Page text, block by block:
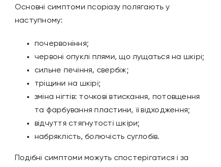
Основні симптоми псоріазу полягають у
наступному:
почервоніння;
червоні опуклі плями, що лущаться на шкірі;
сильне печіння, свербіж;
тріщини на шкірі;
зміна нігтів: точкові втискання, потовщення
та фарбування пластини, її відходження;
відчуття стягнутості шкіри;
набряклість, болючість суглобів.
Подібні симптоми можуть спостерігатися і за